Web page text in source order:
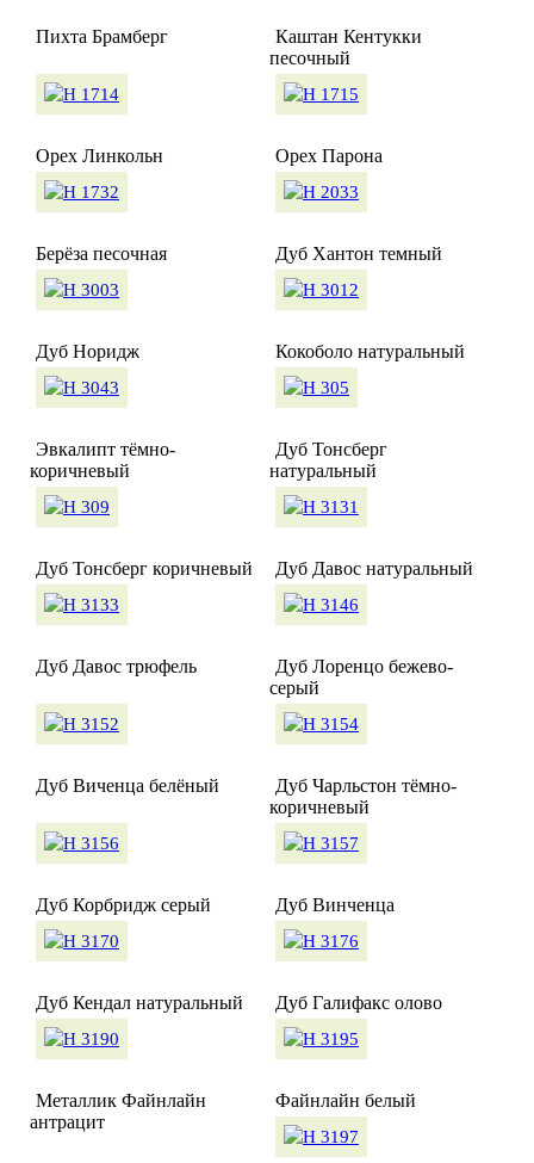
Пихта Брамберг
Каштан Кентукки
песочный
Орех Линкольн Орех Парона
Берёза песочная Дуб Хантон темный
Дуб Норидж Кокоболо натуральный
Эвкалипт тёмно-
коричневый
Дуб Тонсберг
натуральный
Дуб Тонсберг коричневый Дуб Давос натуральный
Дуб Давос трюфель
Дуб Лоренцо бежево-
серый
Дуб Виченца белёный
Дуб Чарльстон тёмно-
коричневый
Дуб Корбридж серый Дуб Винченца
Дуб Кендал натуральный Дуб Галифакс олово
Металлик Файнлайн
антрацит
Файнлайн белый